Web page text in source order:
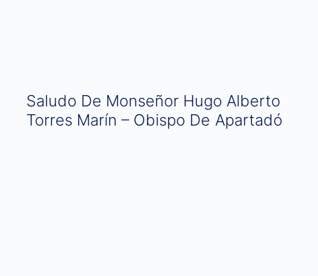
Saludo De Monseñor Hugo Alberto
Torres Marín – Obispo De Apartadó